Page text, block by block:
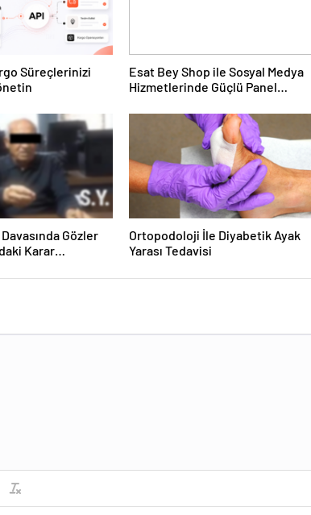
Süreçlerinizi
Esat Bey Shop ile Sosyal Medya
Hizmetlerinde Güçlü Panel
Davasında Gözler
Karar
Ortopodoloji İle Diyabetik Ayak
Yarası Tedavisi